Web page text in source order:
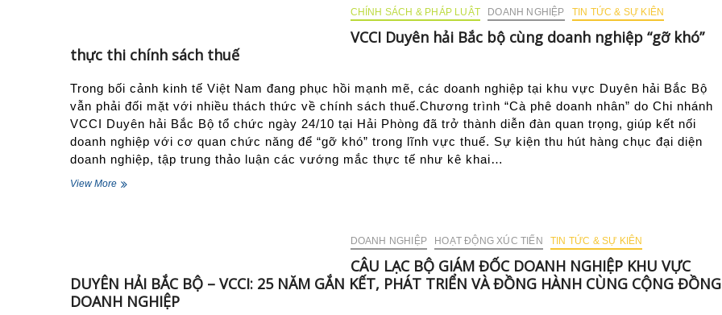
ĐỊNH
HÀNH
TRÌNH
“DÁM
NGHĨ,
DÁM
LÀM”,
PHẦN
THỨC
CHO
CHÍNH SÁCH & PHÁP LUẬT DOANH NGHIỆP TIN TỨC & SỰ KIÊN
VCCI Duyên hải Bắc bộ cùng doanh nghiệp “gỡ khó”
thực thi chính sách thuế
Trong bối cảnh kinh tế Việt Nam đang phục hồi mạnh mẽ, các doanh nghiệp tại khu vực Duyên hải Bắc Bộ
vẫn phải đối mặt với nhiều thách thức về chính sách thuế.Chương trình “Cà phê doanh nhân” do Chi nhánh
VCCI Duyên hải Bắc Bộ tổ chức ngày 24/10 tại Hải Phòng đã trở thành diễn đàn quan trọng, giúp kết nối
doanh nghiệp với cơ quan chức năng để “gỡ khó” trong lĩnh vực thuế. Sự kiện thu hút hàng chục đại diện
doanh nghiệp, tập trung thảo luận các vướng mắc thực tế như kê khai…
View MoreVCCI
nghiệp
“gỡ
DOANH NGHIỆP HOẠT ĐỘNG XÚC TIẾN TIN TỨC & SỰ KIÊN
CÂU LẠC BỘ GIÁM ĐỐC DOANH NGHIỆP KHU VỰC
DUYÊN HẢI BẮC BỘ – VCCI: 25 NĂM GẮN KẾT, PHÁT TRIỂN VÀ ĐỒNG HÀNH CÙNG CỘNG ĐỒNG
DOANH NGHIỆP